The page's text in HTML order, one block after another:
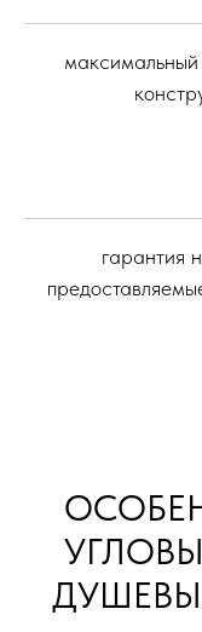
максимальный
гарантия